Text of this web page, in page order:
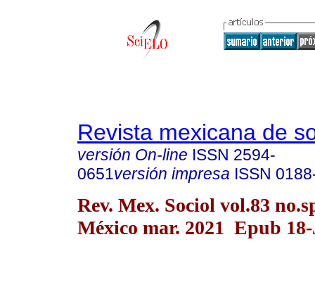
Revista mexicana de
versión On-line ISSN 2594-
0651versión impresa ISSN
Rev. Mex. Sociol vol.83
México mar. 2021 Epub